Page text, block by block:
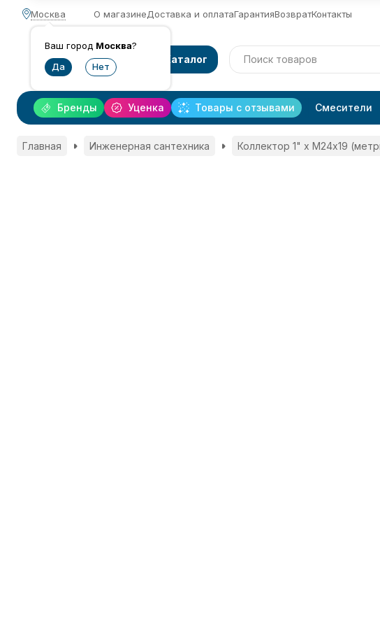
Москва
Ваш город Москва?
О магазинеДоставка и оплатаГарантияВозвратКонтакты
Каталог
Уценка Товары с отзывами
Бренды Смесители
Главная Инженерная сантехника Коллектор 1" х М24х19